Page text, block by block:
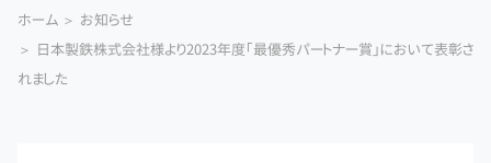
ホーム
お知らせ
日本製鉄株式会社様より2023年度「最優秀パートナー賞」において表彰さ
れました